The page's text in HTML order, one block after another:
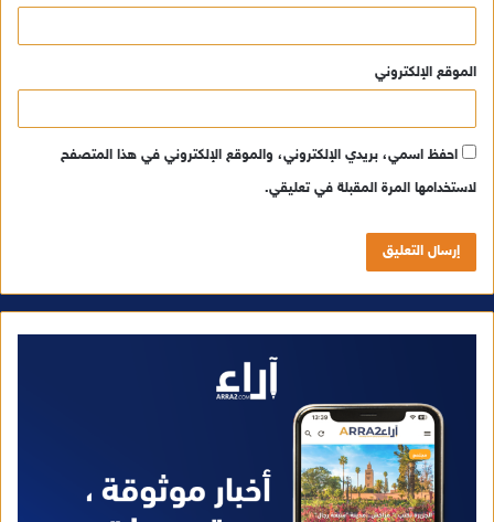
الموقع الإلكتروني
احفظ اسمي، بريدي الإلكتروني، والموقع الإلكتروني في هذا المتصفح
لاستخدامها المرة المقبلة في تعليقي.